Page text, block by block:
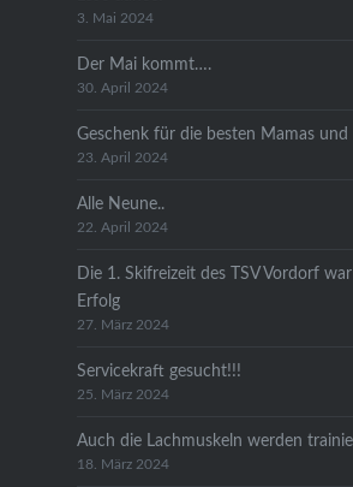
3. Mai 2024
Der Mai kommt….
30. April 2024
Geschenk für die besten Mamas und
23. April 2024
Alle Neune..
22. April 2024
Die 1. Skifreizeit des TSV Vordorf
Erfolg
27. März 2024
Servicekraft gesucht!!!
25. März 2024
Auch die Lachmuskeln werden
18. März 2024